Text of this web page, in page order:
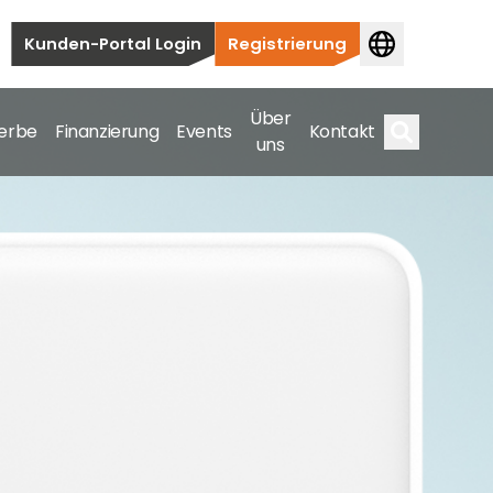
Kunden-Portal Login Registrierung
Finanzierung Events
Über
uns
Kontakt
Spektrum ab.
hin zu kommerziellen und versorgungstechnischen